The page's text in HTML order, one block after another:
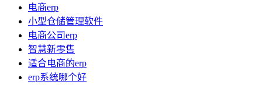
电商erp
小型仓储管理软件
电商公司erp
智慧新零售
适合电商的erp
erp系统哪个好